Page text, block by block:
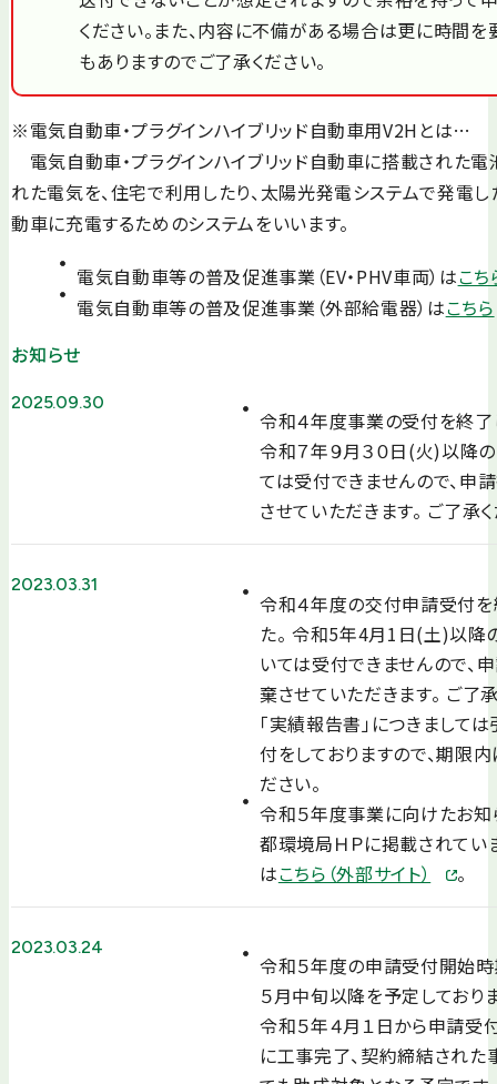
ください。また、内容に不備がある場合は更に時間を
もありますのでご了承ください。
※電気自動車・プラグインハイブリッド自動車用V2Hとは…
電気自動車・プラグインハイブリッド自動車に搭載された
れた電気を、住宅で利用したり、太陽光発電システムで発電
動車に充電するためのシステムをいいます。
電気自動車等の普及促進事業（EV・PHV車両）はこち
電気自動車等の普及促進事業（外部給電器）はこちら
お知らせ
2025.09.30
令和４年度事業の受付を終了
令和７年９月３０日(火)以降
ては受付できませんので、申
させていただきます。 ご了承く
2023.03.31
令和４年度の交付申請受付
た。 令和5年4月1日(土)以降
いては受付できませんので、
棄させていただきます。 ご了
「実績報告書」につきまして
付をしておりますので、期限
ださい。
令和５年度事業に向けたお
都環境局ＨＰに掲載されてい
はこちら（外部サイト） 。
2023.03.24
令和５年度の申請受付開始
５月中旬以降を予定しておりま
令和５年４月１日から申請受
に工事完了、契約締結された